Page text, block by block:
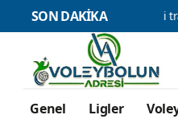
SON DAKİKA
Vanja Ivanovic’i transfer etti
Genel Ligler